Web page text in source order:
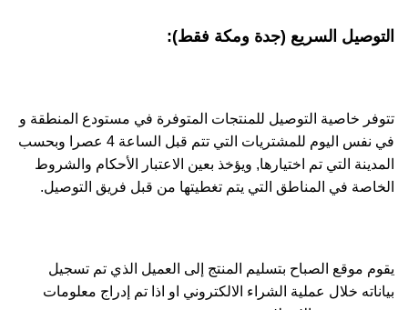
التوصيل السريع (جدة ومكة فقط):
تتوفر خاصية التوصيل للمنتجات المتوفرة في مستودع المنطقة و
في نفس اليوم للمشتريات التي تتم قبل الساعة 4 عصرا وبحسب
المدينة التي تم اختيارها, ويؤخذ بعين الاعتبار الأحكام والشروط
الخاصة في المناطق التي يتم تغطيتها من قبل فريق التوصيل.
يقوم موقع الصباح بتسليم المنتج إلى العميل الذي تم تسجيل
بياناته خلال عملية الشراء الالكتروني او اذا تم إدراج معلومات